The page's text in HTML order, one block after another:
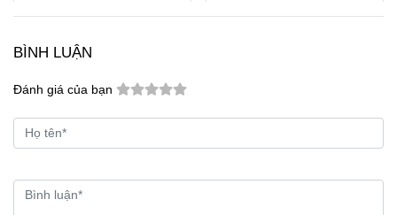
BÌNH LUẬN
Đánh giá của bạn